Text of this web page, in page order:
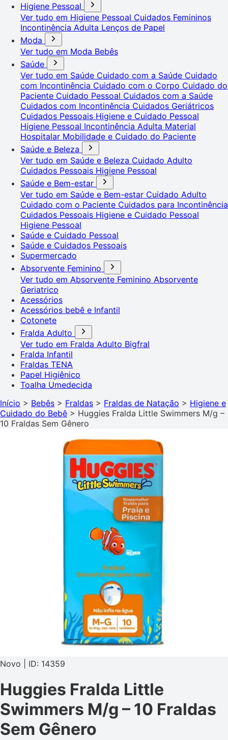
Higiene Pessoal
Ver tudo em Higiene Pessoal Cuidados Femininos
Incontinência Adulta Lenços de Papel
Moda
Ver tudo em Moda Bebês
Saúde
Ver tudo em Saúde Cuidado com a Saúde Cuidado
com Incontinência Cuidado com o Corpo Cuidado do
Paciente Cuidado Pessoal Cuidados com a Saúde
Cuidados com Incontinência Cuidados Geriátricos
Cuidados Pessoais Higiene e Cuidado Pessoal
Higiene Pessoal Incontinência Adulta Material
Hospitalar Mobilidade e Cuidado do Paciente
Saúde e Beleza
Ver tudo em Saúde e Beleza Cuidado Adulto
Cuidados Pessoais Higiene Pessoal
Saúde e Bem-estar
Ver tudo em Saúde e Bem-estar Cuidado Adulto
Cuidado com o Paciente Cuidados para Incontinência
Cuidados Pessoais Higiene e Cuidado Pessoal
Higiene Pessoal
Saúde e Cuidado Pessoal
Saúde e Cuidados Pessoais
Supermercado
Absorvente Feminino
Ver tudo em Absorvente Feminino Absorvente
Geriatrico
Acessórios
Acessórios bebê e Infantil
Cotonete
Fralda Adulto
Ver tudo em Fralda Adulto Bigfral
Fralda Infantil
Fraldas TENA
Papel Higiênico
Toalha Umedecida
Início > Bebês > Fraldas > Fraldas de Natação > Higiene e
Cuidado do Bebê > Huggies Fralda Little Swimmers M/g –
10 Fraldas Sem Gênero
Novo | ID: 14359
Huggies Fralda Little
Swimmers M/g – 10 Fraldas
Sem Gênero